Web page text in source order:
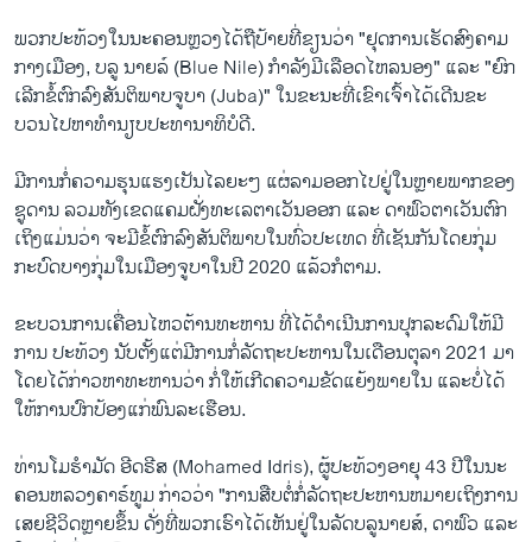
ພວກ​ປະ​ທ້ວງ​ໃນ​ນະ​ຄອນຫຼວງ​ໄດ້​ຖື​ປ້າຍ​ທີ່​ຂຽນ​ວ່າ "ຢຸດ​ການ​ເຮັດ​ສົງ​ຄາມ​
ກາງ​ເມືອງ, ບ​ລູ ນາຍ​ລ໌ (Blue Nile) ກຳ​ລັງ​ມີເລືອດໄຫລ​ນອງ" ແລະ "ຍົກ​
ເລີກ​ຂໍ້​ຕົກ​ລົງສັນ​ຕິ​ພາບຈູ​ບາ (Juba)" ໃນ​ຂະ​ນະ​ທີ່​ເຂົາ​ເຈົ້າ​ໄດ້​ເດີນ​ຂະ​
ບວນ​ໄປ​ຫາ​ທຳ​ນຽບ​ປະ​ທາ​ນາ​ທິ​ບໍ​ດີ.
ມີ​ການ​ກໍ່​ຄວາມ​ຮຸນ​ແຮງ​ເປັນ​ໄລຍະໆ​ ແຜ່​ລາມອອກໄປຢູ່​ໃນ​ຫຼາຍ​ພາກ​ຂອງ​
ຊູ​ດານ ລວມທັງ​ເຂດ​ແຄມ​ຝັ່ງ​ທະ​ເລ​ຕາ​ເວັນ​ອອກ ​ແລະ ດາ​ຟົວຕາ​ເວັນ​ຕົກ
ເຖິງ​ແມ່ນ​ວ່າ​ ຈະມີ​ຂໍ້​ຕົກລົງ​ສັນຕິພາບ​ໃນ​ທົ່ວ​ປະ​ເທດ ​ທີ່ເຊັນກັນ​ໂດຍ​ກຸ່ມ​
ກະບົດ​ບາງ​ກຸ່ມ​ໃນ​ເມືອງຈູ​ບາ​ໃນ​ປີ 2020 ແລ້ວ​ກໍ​ຕາມ.
ຂະ​ບວນການ​ເຄື່ອນ​ໄຫວ​ຕ້ານທະຫານ ທີ່ໄດ້​ດຳ​ເນີນ​ການ​ປຸກ​ລະ​ດົມ​ໃຫ້​ມີ​
ການ ປະ​ທ້ວງ ​ນັບ​ຕັ້ງແຕ່​ມີການ​ກໍ່​ລັດຖະປະຫານ​ໃນ​ເດືອນ​ຕຸລາ 2021 ມາ
ໂດຍ​ໄດ້​ກ່າວ​ຫາ​ທະຫານ​ວ່າ​ ​ກໍ່​ໃຫ້​ເກີດຄວາມ​ຂັດ​ແຍ້ງ​ພາຍ​ໃນ ​ແລະບໍ່​ໄດ້
ໃຫ້​ການ​ປົກ​ປ້ອງ​ແກ່ພົນລະ​ເຮືອນ.
ທ່ານໂມ​ຮຳ​ມັດ ອີດ​ຣີ​ສ (Mohamed Idris), ຜູ້ປະທ້ວງອາຍຸ 43 ປີໃນນະ​
ຄອນ​ຫລວງ​ຄາ​ຣ໌​ທູມ ກ່າວວ່າ "ການສືບຕໍ່ກໍ່ລັດຖະປະຫານຫມາຍເຖິງການ
ເສຍຊີວິດຫຼາຍຂຶ້ນ ດັ່ງທີ່ພວກເຮົາໄດ້ເຫັນຢູ່ໃນລັດ​ບ​ລູ​ນາຍ​ສ໌, ດາ​ຟົວ ແລະ